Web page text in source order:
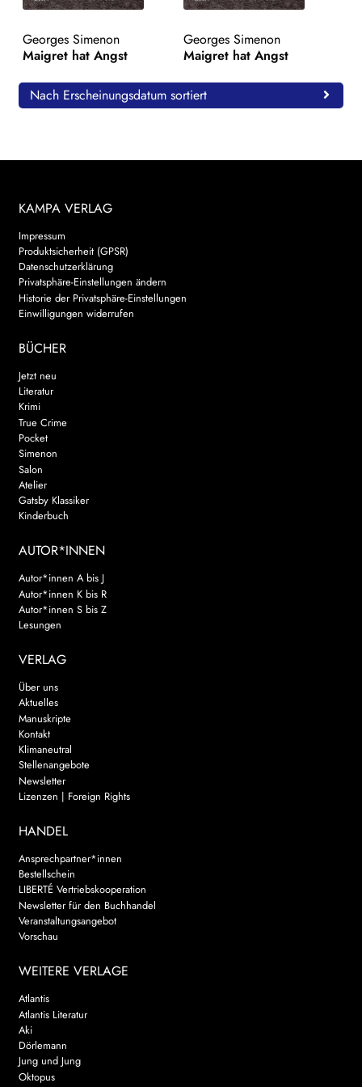
Search:
Georges Simenon
Maigret hat Angst
Georges Simenon
Maigret hat Angst
Nach Erscheinungsdatum sortiert
KAMPA VERLAG
Impressum
Produktsicherheit (GPSR)
Datenschutzerklärung
Privatsphäre-Einstellungen ändern
Historie der Privatsphäre-Einstellungen
Einwilligungen widerrufen
BÜCHER
Jetzt neu
Literatur
Krimi
True Crime
Pocket
Simenon
Salon
Atelier
Gatsby Klassiker
Kinderbuch
AUTOR*INNEN
Autor*innen A bis J
Autor*innen K bis R
Autor*innen S bis Z
Lesungen
VERLAG
Über uns
Aktuelles
Manuskripte
Kontakt
Klimaneutral
Stellenangebote
Newsletter
Lizenzen | Foreign Rights
HANDEL
Ansprechpartner*innen
Bestellschein
LIBERTÉ Vertriebskooperation
Newsletter für den Buchhandel
Veranstaltungsangebot
Vorschau
WEITERE VERLAGE
Atlantis
Atlantis Literatur
Aki
Dörlemann
Jung und Jung
Oktopus